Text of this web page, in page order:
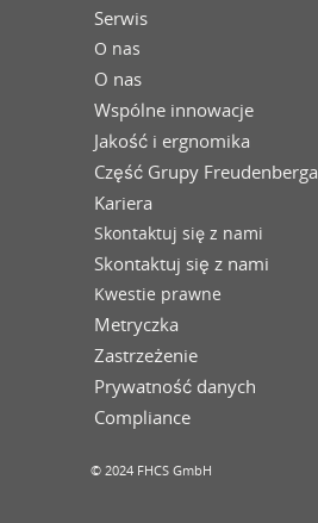
Serwis
O nas
O nas
Wspólne innowacje
Jakość i ergnomika
Część Grupy Freudenberga
Kariera
Skontaktuj się z nami
Skontaktuj się z nami
Kwestie prawne
Metryczka
Zastrzeżenie
Prywatność danych
Compliance
© 2024 FHCS GmbH